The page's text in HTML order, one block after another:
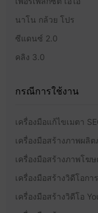
นาโน กล้วย โปร
ซีแดนซ์ 2.0
คลิง 3.0
กรณีการใช้งาน
เครื่องมือแก้ไขเมตา
เครื่องมือสร้างภาพผลิ
เครื่องมือสร้างภาพโฆ
เครื่องมือสร้างวิดีโอกา
เครื่องมือสร้างวิดีโอ